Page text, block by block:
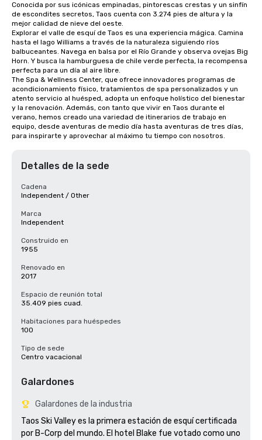
Conocida por sus icónicas empinadas, pintorescas crestas y un sinfín
de escondites secretos, Taos cuenta con 3.274 pies de altura y la
mejor calidad de nieve del oeste.
Explorar el valle de esquí de Taos es una experiencia mágica. Camina
hasta el lago Williams a través de la naturaleza siguiendo ríos
balbuceantes. Navega en balsa por el Río Grande y observa ovejas Big
Horn. Y busca la hamburguesa de chile verde perfecta, la recompensa
perfecta para un día al aire libre.
The Spa & Wellness Center, que ofrece innovadores programas de
acondicionamiento físico, tratamientos de spa personalizados y un
atento servicio al huésped, adopta un enfoque holístico del bienestar
y la renovación. Además, con tanto que vivir en Taos durante el
verano, hemos creado una variedad de itinerarios de trabajo en
equipo, desde aventuras de medio día hasta aventuras de tres días,
para inspirarte y aprovechar al máximo tu tiempo con nosotros.
Detalles de la sede
Cadena
Independent / Other
Marca
Independent
Construido en
1955
Renovado en
2017
Espacio de reunión total
35.409 pies cuad.
Habitaciones para huéspedes
100
Tipo de sede
Centro vacacional
Galardones
Galardones de la industria
Taos Ski Valley es la primera estación de esquí certificada
por B-Corp del mundo. El hotel Blake fue votado como uno